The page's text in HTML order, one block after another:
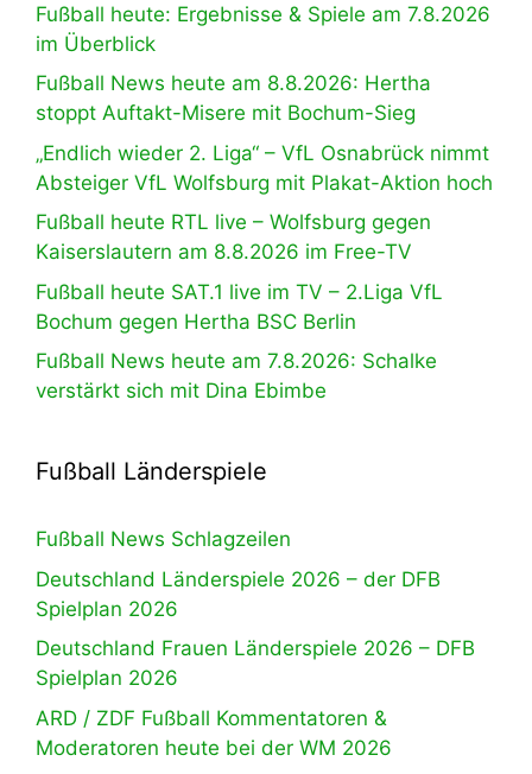
Fußball heute: Ergebnisse & Spiele am 7.8.2026
im Überblick
Fußball News heute am 8.8.2026: Hertha
stoppt Auftakt-Misere mit Bochum-Sieg
„Endlich wieder 2. Liga“ – VfL Osnabrück nimmt
Absteiger VfL Wolfsburg mit Plakat-Aktion hoch
Fußball heute RTL live – Wolfsburg gegen
Kaiserslautern am 8.8.2026 im Free-TV
Fußball heute SAT.1 live im TV – 2.Liga VfL
Bochum gegen Hertha BSC Berlin
Fußball News heute am 7.8.2026: Schalke
verstärkt sich mit Dina Ebimbe
Fußball Länderspiele
Fußball News Schlagzeilen
Deutschland Länderspiele 2026 – der DFB
Spielplan 2026
Deutschland Frauen Länderspiele 2026 – DFB
Spielplan 2026
ARD / ZDF Fußball Kommentatoren &
Moderatoren heute bei der WM 2026